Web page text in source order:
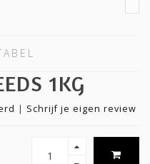
1KG
| Schrijf je eigen review